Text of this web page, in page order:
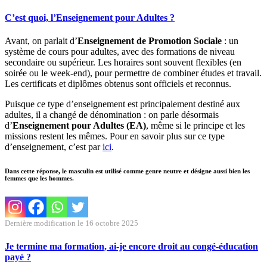
C’est quoi, l’Enseignement pour Adultes ?
Avant, on parlait d’Enseignement de Promotion Sociale : un
système de cours pour adultes, avec des formations de niveau
secondaire ou supérieur. Les horaires sont souvent flexibles (en
soirée ou le week-end), pour permettre de combiner études et travail.
Les certificats et diplômes obtenus sont officiels et reconnus.
Puisque ce type d’enseignement est principalement destiné aux
adultes, il a changé de dénomination : on parle désormais
d’Enseignement pour Adultes (EA), même si le principe et les
missions restent les mêmes. Pour en savoir plus sur ce type
d’enseignement, c’est parici.
Dans cette réponse, le masculin est utilisé comme genre neutre et désigne aussi bien les
femmes que les hommes.
Dernière modification le 16 octobre 2025
Je termine ma formation, ai-je encore droit au congé-éducation
payé ?